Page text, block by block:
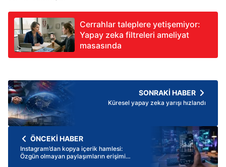
Cerrahlar taleplere yetişemiyor:
Yapay zeka filtreleri ameliyat
masasında
SONRAKİ HABER
​Küresel yapay zeka yarışı hızlandı
ÖNCEKİ HABER
Instagram’dan kopya içerik hamlesi:
Özgün olmayan paylaşımların erişimi